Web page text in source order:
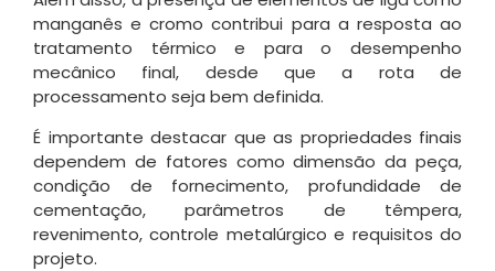
manganês e cromo contribui para a resposta ao
tratamento térmico e para o desempenho
mecânico final, desde que a rota de
processamento seja bem definida.
É importante destacar que as propriedades finais
dependem de fatores como dimensão da peça,
condição de fornecimento, profundidade de
cementação, parâmetros de têmpera,
revenimento, controle metalúrgico e requisitos do
projeto.